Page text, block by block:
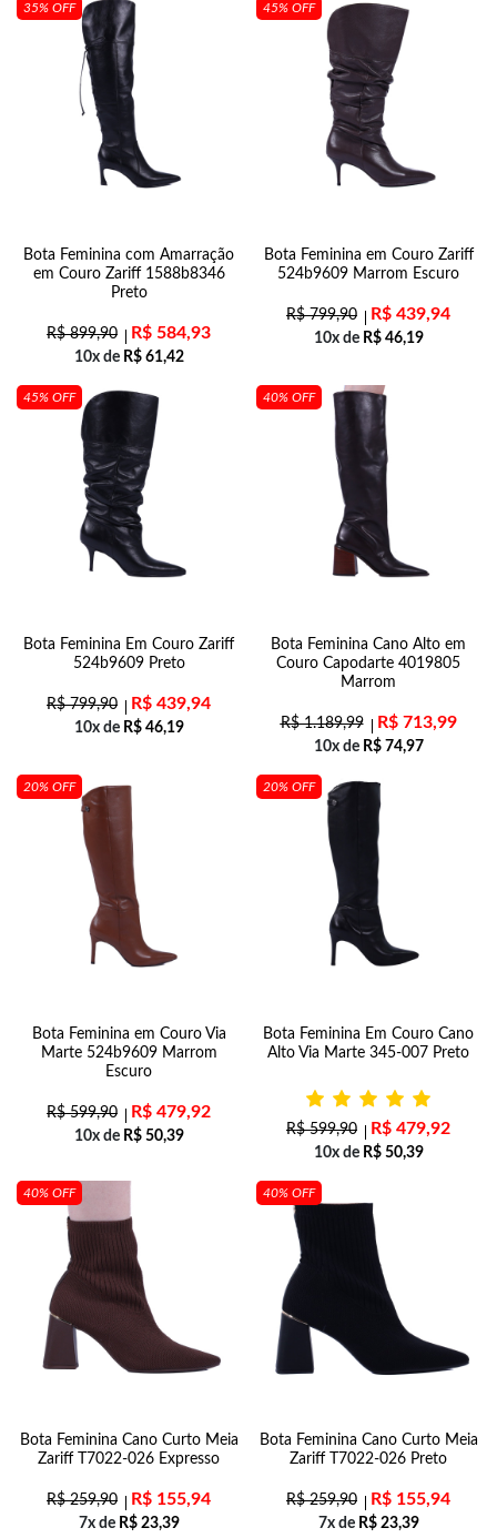
35% OFF
Bota Feminina com Amarração
em Couro Zariff 1588b8346
Preto
R$899,90 R$ 584,93
10x de R$61,42
45% OFF
Bota Feminina em Couro Zariff
524b9609 Marrom Escuro
R$799,90 R$ 439,94
10x de R$46,19
45% OFF
Bota Feminina Em Couro Zariff
524b9609 Preto
R$799,90 R$ 439,94
10x de R$46,19
40% OFF
Bota Feminina Cano Alto em
Couro Capodarte 4019805
Marrom
R$1.189,99 R$713,99
10x de R$74,97
20% OFF
Bota Feminina em Couro Via
Marte 524b9609 Marrom
Escuro
R$599,90 R$ 479,92
10x de R$50,39
20% OFF
Bota Feminina Em Couro Cano
Alto Via Marte 345-007 Preto
R$599,90 R$ 479,92
10x de R$50,39
40% OFF
Bota Feminina Cano Curto Meia
Zariff T7022-026 Expresso
R$259,90 R$ 155,94
7x de R$23,39
40% OFF
Bota Feminina Cano Curto Meia
Zariff T7022-026 Preto
R$259,90 R$ 155,94
7x de R$23,39